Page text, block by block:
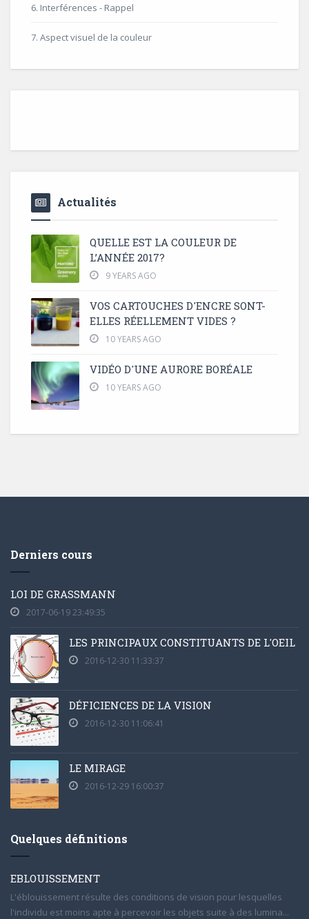
6. Interférences - Rappel
7. Aspect visuel de la couleur
Actualités
QUELLE EST LA COULEUR DE
L’ANNÉE 2017?
9 YEARS AGO
VOS CARTOUCHES D'ENCRE SONT-
ELLES RÉELLEMENT VIDES ?
10 YEARS AGO
VIDÉO D'UNE AURORE BORÉALE
10 YEARS AGO
Derniers cours
LOI DE GRASSMANN
2017-06-19 23:49:35
LES PRINCIPAUX CONSTITUANTS DE L'OEIL
2016-12-30 11:33:37
DÉFICIENCES DE LA VISION
2016-12-30 11:06:41
LE MIRAGE
2016-12-29 16:00:37
Quelques définitions
EBLOUISSEMENT
L'éblouissement résulte des conditions de vision pour lesquelles
l'individu est moins apte à percevoir les objets suite à des lumina...